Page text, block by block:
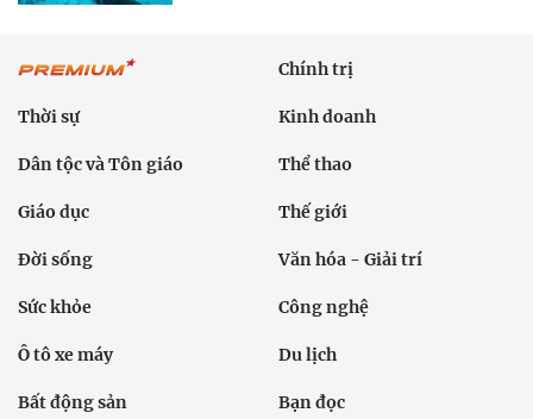
Chính trị
Thời sự Kinh doanh
Dân tộc và Tôn giáo Thể thao
Giáo dục Thế giới
Đời sống Văn hóa - Giải trí
Sức khỏe Công nghệ
Ô tô xe máy Du lịch
Bất động sản Bạn đọc